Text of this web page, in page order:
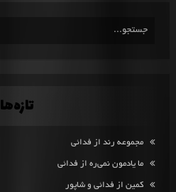
تازه‌ها
مجموعه رند از فدائی
ما یادمون نمی‌ره از فدائی
کمین از فدائی و شاپور